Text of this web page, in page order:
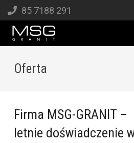
85 7188 291
Oferta
Firma MSG-GRANIT
letnie doświadczenie